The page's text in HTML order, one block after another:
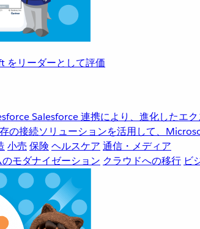
をリーダーとして評価
Salesforce 連携により、進化したエ
の接続ソリューションを活用して、
小売 保険 ヘルスケア 通信・メディア
モダナイゼーション クラウドへの移行 ビ